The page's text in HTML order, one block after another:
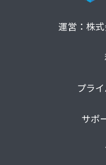
運営：株
プラ
サポ